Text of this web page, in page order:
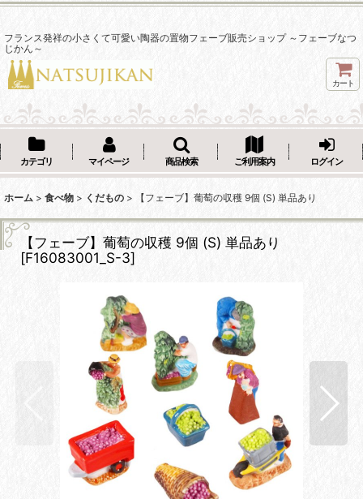
フランス発祥の小さくて可愛い陶器の置物フェーブ販売ショップ ～フェーブなつ
じかん～
カート
カテゴリ マイページ 商品検索 ご利用案内 ログイン
ホーム > 食べ物 > くだもの > 【フェーブ】葡萄の収穫 9個 (S) 単品あり
【フェーブ】葡萄の収穫 9個 (S) 単品あり
[F16083001_S-3]